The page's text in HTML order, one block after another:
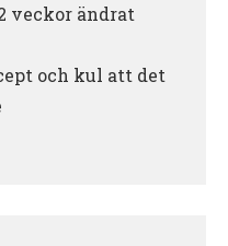
veckor ändrat
och kul att det